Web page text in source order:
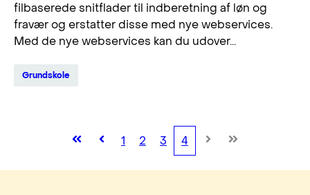
filbaserede snitflader til indberetning af løn og
fravær og erstatter disse med nye webservices.
Med de nye webservices kan du udover...
Grundskole
1 2 3 4